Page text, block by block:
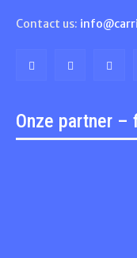
Contact us:
Onze partner